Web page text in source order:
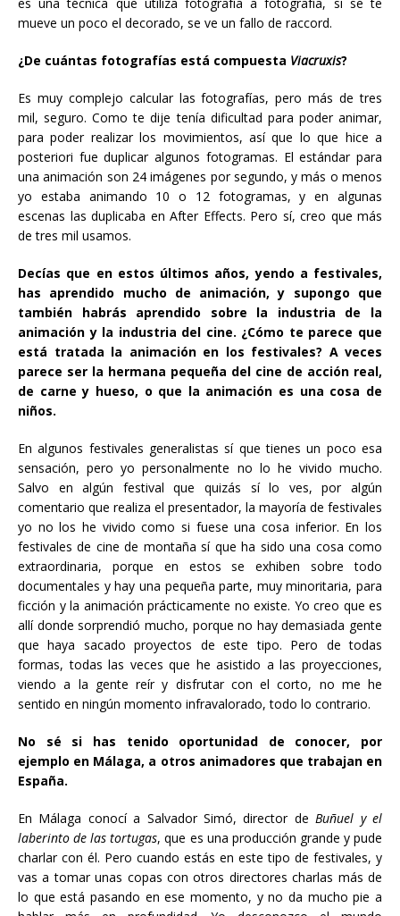
mueve un poco el decorado, se ve un fallo de raccord.
¿De cuántas fotografías está compuesta Viacruxis?
Es muy complejo calcular las fotografías, pero más de tres
mil, seguro. Como te dije tenía dificultad para poder animar,
para poder realizar los movimientos, así que lo que hice a
posteriori fue duplicar algunos fotogramas. El estándar para
una animación son 24 imágenes por segundo, y más o menos
yo estaba animando 10 o 12 fotogramas, y en algunas
escenas las duplicaba en After Effects. Pero sí, creo que más
de tres mil usamos.
Decías que en estos últimos años, yendo a festivales,
has aprendido mucho de animación, y supongo que
también habrás aprendido sobre la industria de la
animación y la industria del cine. ¿Cómo te parece que
está tratada la animación en los festivales? A veces
parece ser la hermana pequeña del cine de acción real,
de carne y hueso, o que la animación es una cosa de
niños.
En algunos festivales generalistas sí que tienes un poco esa
sensación, pero yo personalmente no lo he vivido mucho.
Salvo en algún festival que quizás sí lo ves, por algún
comentario que realiza el presentador, la mayoría de festivales
yo no los he vivido como si fuese una cosa inferior. En los
festivales de cine de montaña sí que ha sido una cosa como
extraordinaria, porque en estos se exhiben sobre todo
documentales y hay una pequeña parte, muy minoritaria, para
ficción y la animación prácticamente no existe. Yo creo que es
allí donde sorprendió mucho, porque no hay demasiada gente
que haya sacado proyectos de este tipo. Pero de todas
formas, todas las veces que he asistido a las proyecciones,
viendo a la gente reír y disfrutar con el corto, no me he
sentido en ningún momento infravalorado, todo lo contrario.
No sé si has tenido oportunidad de conocer, por
ejemplo en Málaga, a otros animadores que trabajan en
España.
En Málaga conocí a Salvador Simó, director de Buñuel y el
laberinto de las tortugas, que es una producción grande y pude
charlar con él. Pero cuando estás en este tipo de festivales, y
vas a tomar unas copas con otros directores charlas más de
lo que está pasando en ese momento, y no da mucho pie a